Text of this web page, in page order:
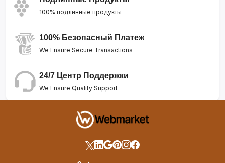
100% подлинные продукты
100% Безопасный Платеж
We Ensure Secure Transactions
24/7 Центр Поддержки
We Ensure Quality Support